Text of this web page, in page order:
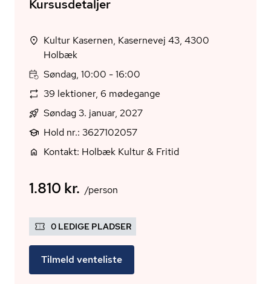
Kursusdetaljer
Kultur Kasernen, Kasernevej 43, 4300
Holbæk
Søndag, 10:00 - 16:00
39 lektioner, 6 mødegange
Søndag 3. januar, 2027
Hold nr.: 3627102057
Kontakt: Holbæk Kultur & Fritid
1.810 kr. /person
0 LEDIGE PLADSER
Tilmeld venteliste